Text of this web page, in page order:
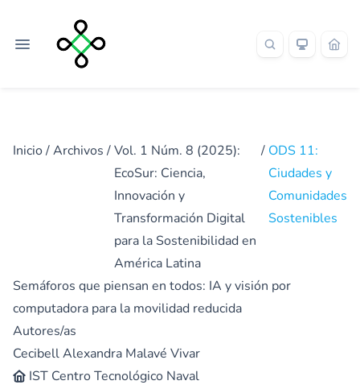
Inicio/Archivos /Vol. 1 Núm. 8 (2025):
EcoSur: Ciencia,
Innovación y
Transformación Digital
para la Sostenibilidad en
América Latina
/ ODS 11:
Ciudades y
Comunidades
Sostenibles
Semáforos que piensan en todos: IA y visión por
computadora para la movilidad reducida
Autores/as
Cecibell Alexandra Malavé Vivar
IST Centro Tecnológico Naval